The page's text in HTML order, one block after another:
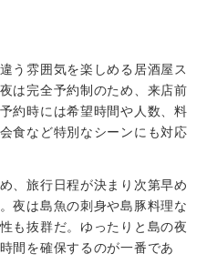
う雰囲気を楽しめる居酒屋ス
は完全予約制のため、来店前
約時には希望時間や人数、料
食など特別なシーンにも対応
、旅行日程が決まり次第早め
夜は島魚の刺身や島豚料理な
も抜群だ。ゆったりと島の夜
間を確保するのが一番であ